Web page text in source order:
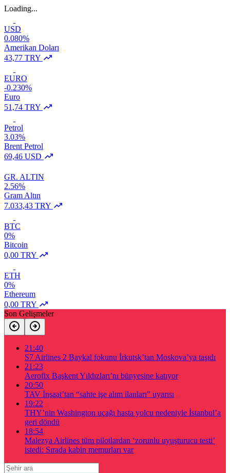
Loading...
USD
0.080%
Amerikan Doları
43,77 TRY
EURO
-0.230%
Euro
51,74 TRY
Petrol
3.03%
Brent Petrol
69,46 USD
GR. ALTIN
2.56%
Gram Altın
7.033,43 TRY
BTC
0%
Bitcoin
0,00 TRY
ETH
0%
Ethereum
0,00 TRY
Son Gelişmeler
21:40
S7 Airlines 2 Baykal fokunu İrkutsk’tan Moskova’ya taşıdı
21:23
Aerofix Başkent Yıldızları’nı bünyesine katıyor
20:50
TAV İnşaat’tan “sahte işe alım ilanları” uyarısı
19:22
THY’nin Washington uçağı hasta yolcu nedeniyle İstanbul’a
geri döndü
18:54
Malezya Airlines tüm pilotlardan ‘zorunlu uyuşturucu testi’
istedi: Sırada kabin memurları var